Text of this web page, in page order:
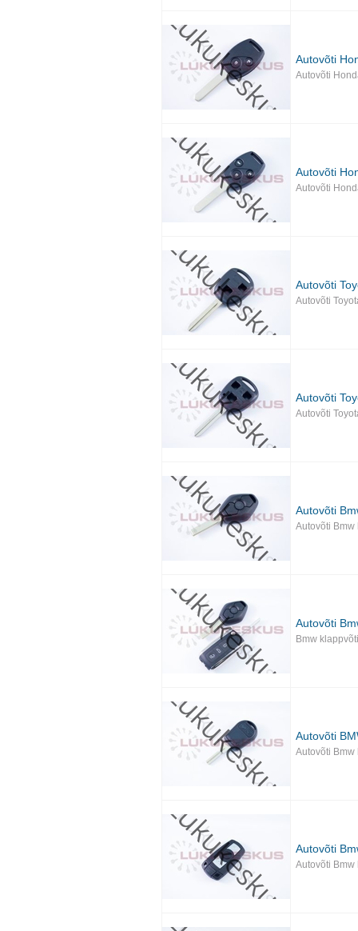
Autovõti
Autovõti
Autovõti
Autovõti
Autovõti
Autovõti
Autovõti
Autovõti
Autovõti
Autovõti
Autovõti
Bmw
Autovõti
Autovõti
Autovõti
Autovõti